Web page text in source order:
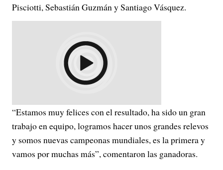
Pisciotti, Sebastián Guzmán y Santiago Vásquez.
“Estamos muy felices con el resultado, ha sido un gran
trabajo en equipo, logramos hacer unos grandes relevos
y somos nuevas campeonas mundiales, es la primera y
vamos por muchas más”, comentaron las ganadoras.